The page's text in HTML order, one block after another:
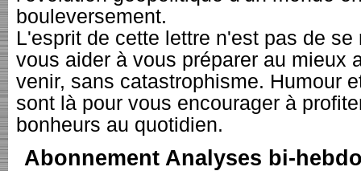
bouleversement.
L'esprit de cette lettre n'est pas de se
vous aider à vous préparer au mieux
venir, sans catastrophisme. Humour
sont là pour vous encourager à
bonheurs au quotidien.
Abonnement Analyses bi-